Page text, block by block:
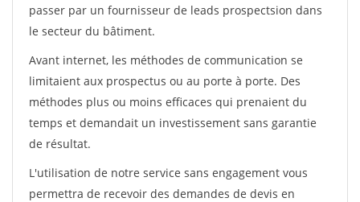
passer par un fournisseur de leads prospectsion dans
le secteur du bâtiment.
Avant internet, les méthodes de communication se
limitaient aux prospectus ou au porte à porte. Des
méthodes plus ou moins efficaces qui prenaient du
temps et demandait un investissement sans garantie
de résultat.
L'utilisation de notre service sans engagement vous
permettra de recevoir des demandes de devis en